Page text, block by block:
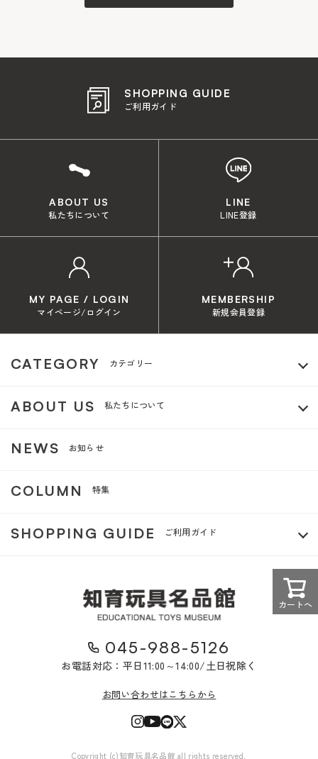
カートへ
SHOPPING GUIDE
ご利用ガイド
ABOUT US
私たちについて
LINE
LINE登録
MY PAGE / LOGIN
マイページ/ログイン
MEMBERSHIP
新規会員登録
CATEGORY カテゴリー
ABOUT US 私たちについて
NEWS お知らせ
COLUMN 特集
SHOPPING GUIDE ご利用ガイド
045-988-5126
お電話対応：平日11:00～14:00/土日祝除く
お問い合わせはこちらから
Copyright (c)知育玩具名品館 all rights reserved.